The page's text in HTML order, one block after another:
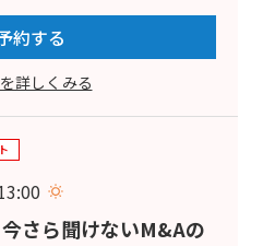
約する
詳しくみる
今さら聞けないM&Aの